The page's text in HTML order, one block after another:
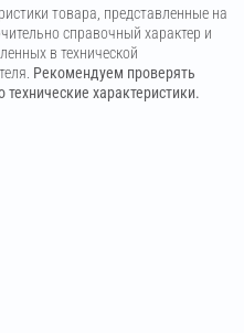
товара, представленные на
справочный характер и
в технической
Рекомендуем проверять
характеристики.